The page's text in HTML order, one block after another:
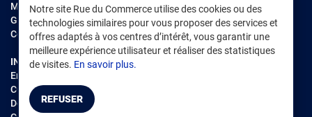
Modes de règlements
Garantie et retours
Contacter Rue du Commerce
INFORMATIONS LÉGALES
Environnement
CGV /CGU Marketplace
Données personnelles
Notre site Rue du Commerce utilise des cookies ou des
technologies similaires pour vous proposer des services et
offres adaptés à vos centres d’intérêt, vous garantir une
meilleure expérience utilisateur et réaliser des statistiques
de visites. En savoir plus.
REFUSER